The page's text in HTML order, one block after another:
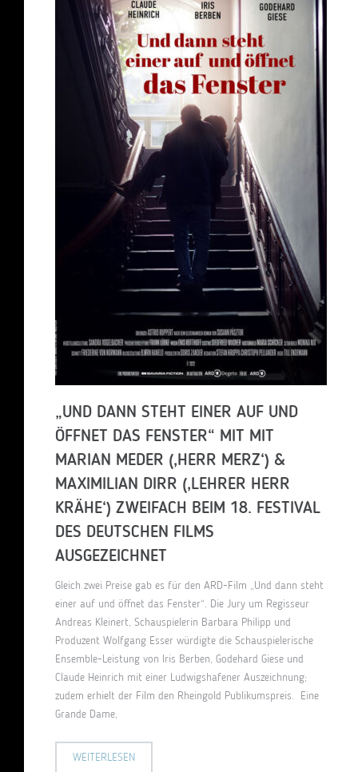
„UND DANN STEHT EINER AUF UND
ÖFFNET DAS FENSTER“ MIT MIT
MARIAN MEDER (‚HERR MERZ‘) &
MAXIMILIAN DIRR (‚LEHRER HERR
KRÄHE‘) ZWEIFACH BEIM 18. FESTIVAL
DES DEUTSCHEN FILMS
AUSGEZEICHNET
Gleich zwei Preise gab es für den ARD-Film „Und dann steht
einer auf und öffnet das Fenster“. Die Jury um Regisseur
Andreas Kleinert, Schauspielerin Barbara Philipp und
Produzent Wolfgang Esser würdigte die Schauspielerische
Ensemble-Leistung von Iris Berben, Godehard Giese und
Claude Heinrich mit einer Ludwigshafener Auszeichnung;
zudem erhielt der Film den Rheingold Publikumspreis. Eine
Grande Dame,
WEITERLESEN